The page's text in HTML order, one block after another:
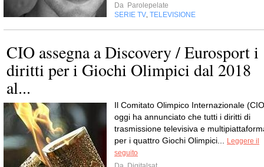
Da Parolepelate
SERIE TV TELEVISIONE
CIO assegna a Discovery / Eurosport i
diritti per i Giochi Olimpici dal 2018
al...
Il Comitato Olimpico Internazionale
oggi ha annunciato che tutti i diritti di
trasmissione televisiva e
per i quattro Giochi Olimpici...
Leggere il
seguito